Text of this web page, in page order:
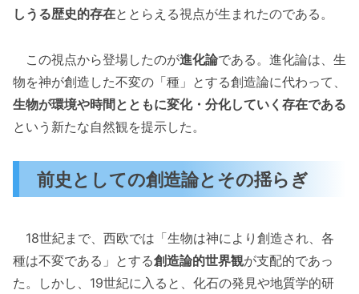
しうる歴史的存在ととらえる視点が生まれたのである。
この視点から登場したのが進化論である。進化論は、生
物を神が創造した不変の「種」とする創造論に代わって、
生物が環境や時間とともに変化・分化していく存在である
という新たな自然観を提示した。
前史としての創造論とその揺らぎ
18世紀まで、西欧では「生物は神により創造され、各
種は不変である」とする創造論的世界観が支配的であっ
た。しかし、19世紀に入ると、化石の発見や地質学的研